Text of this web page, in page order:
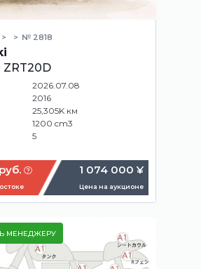
№ 2818
ZRT20D
2026.07.08
2016
25,305K км
1200 cm3
5
1 074 000 ¥
Цена на аукционе
МЕНЕДЖЕРУ